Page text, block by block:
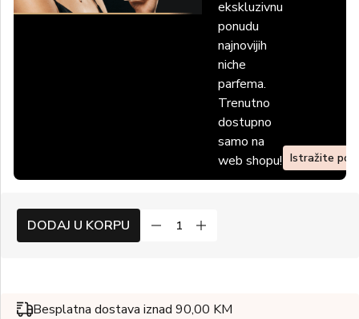
ekskluzivnu
ponudu
najnovijih
niche
parfema.
Trenutno
dostupno
samo na
web shopu! Istražite
DODAJ U KORPU
Besplatna dostava iznad 90,00 KM